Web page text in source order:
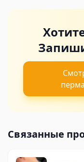
Связанные